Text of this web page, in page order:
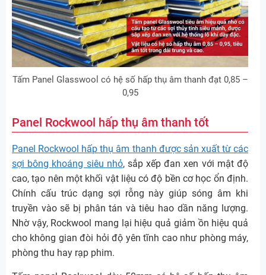
Tấm Panel Glasswool có hệ số hấp thụ âm thanh đạt 0,85 –
0,95
Panel Rockwool hấp thụ âm thanh tốt
Panel Rockwool hấp thụ âm thanh được sản xuất từ các
sợi bông khoáng siêu nhỏ, sắp xếp đan xen với mật độ
cao, tạo nên một khối vật liệu có độ bền cơ học ổn định.
Chính cấu trúc dạng sợi rỗng này giúp sóng âm khi
truyền vào sẽ bị phân tán và tiêu hao dần năng lượng.
Nhờ vậy, Rockwool mang lại hiệu quả giảm ồn hiệu quả
cho không gian đòi hỏi độ yên tĩnh cao như phòng máy,
phòng thu hay rạp phim.